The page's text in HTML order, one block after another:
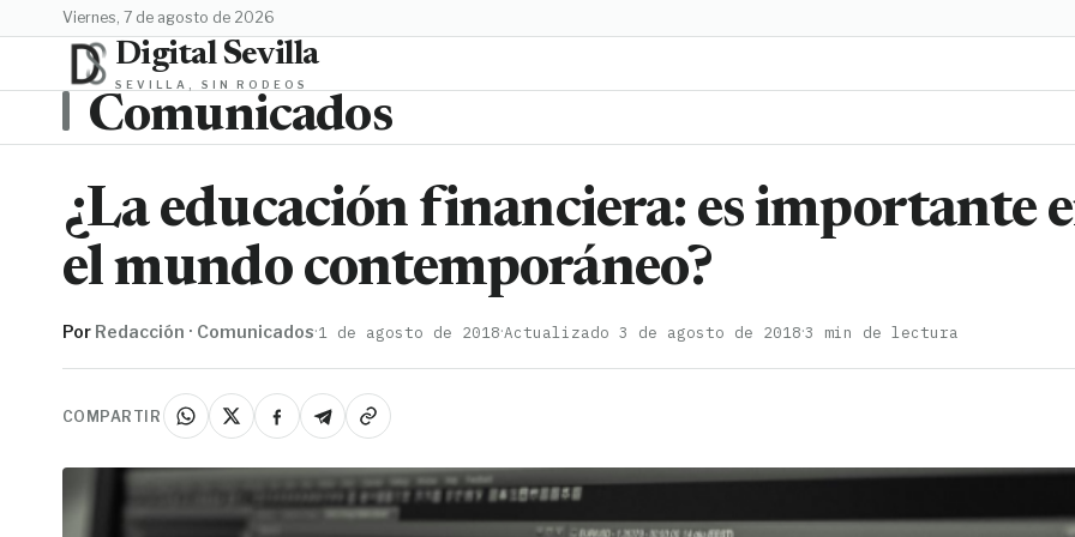
viernes, 7 de agosto de 2026
Digital Sevilla
SEVILLA, SIN RODEOS
Comunicados
¿​La educación financiera: es importante
el mundo contemporáneo?
Por Redacción · Comunicados·1 de agosto de 2018·Actualizado 3 de agosto de 2018·3 min de lectura
COMPARTIR